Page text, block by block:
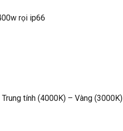
rọi ip66
tính (4000K) – Vàng (3000K)